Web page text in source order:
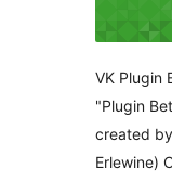
VK Plugin
"Plugin
created
Erlewine)